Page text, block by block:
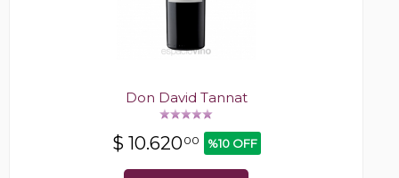
Don David Tannat
$ 10.62000 %10 OFF